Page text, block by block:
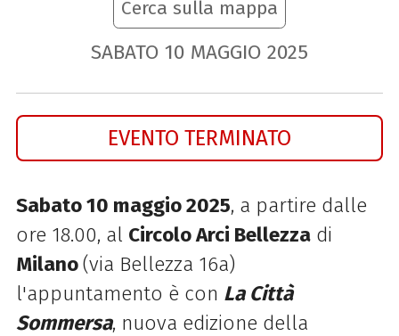
Cerca sulla mappa
SABATO 10 MAGGIO 2025
EVENTO TERMINATO
Sabato 10 maggio 2025, a partire dalle
ore 18.00, al Circolo Arci Bellezzadi
Milano(via Bellezza 16a)
l'appuntamento è con La Città
Sommersa, nuova edizione della